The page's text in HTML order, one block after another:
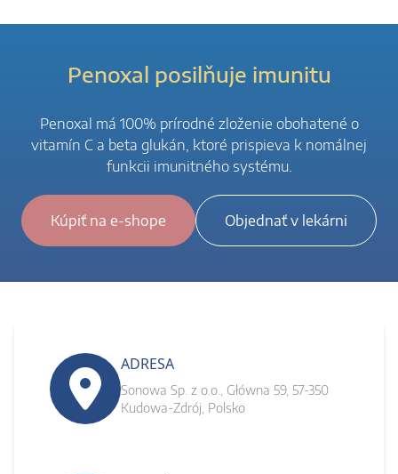
Penoxal posilňuje imunitu
Penoxal má 100% prírodné zloženie obohatené o
vitamín C a beta glukán, ktoré prispieva k nomálnej
funkcii imunitného systému.
Kúpiť na e-shope Objednať v lekárni
ADRESA
Sonowa Sp. z o.o., Główna 59, 57-350
Kudowa-Zdrój, Polsko